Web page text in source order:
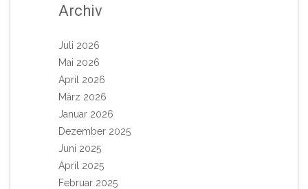
Archiv
Juli 2026
Mai 2026
April 2026
März 2026
Januar 2026
Dezember 2025
Juni 2025
April 2025
Februar 2025